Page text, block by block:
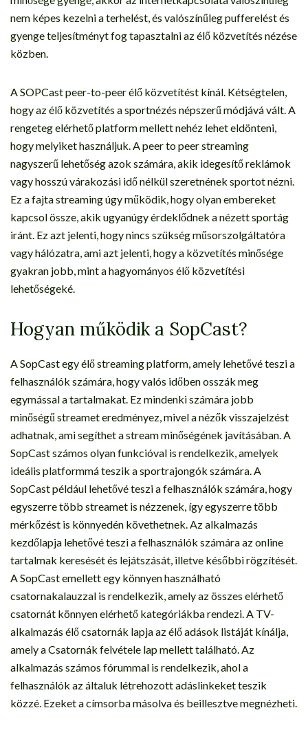
nem képes kezelni a terhelést, és valószínűleg pufferelést és
gyenge teljesítményt fog tapasztalni az élő közvetítés nézése
közben.
A SOPCast peer-to-peer élő közvetítést kínál. Kétségtelen,
hogy az élő közvetítés a sportnézés népszerű módjává vált. A
rengeteg elérhető platform mellett nehéz lehet eldönteni,
hogy melyiket használjuk. A peer to peer streaming
nagyszerű lehetőség azok számára, akik idegesítő reklámok
vagy hosszú várakozási idő nélkül szeretnének sportot nézni.
Ez a fajta streaming úgy működik, hogy olyan embereket
kapcsol össze, akik ugyanúgy érdeklődnek a nézett sportág
iránt. Ez azt jelenti, hogy nincs szükség műsorszolgáltatóra
vagy hálózatra, ami azt jelenti, hogy a közvetítés minősége
gyakran jobb, mint a hagyományos élő közvetítési
lehetőségeké.
Hogyan működik a SopCast?
A SopCast egy élő streaming platform, amely lehetővé teszi a
felhasználók számára, hogy valós időben osszák meg
egymással a tartalmakat. Ez mindenki számára jobb
minőségű streamet eredményez, mivel a nézők visszajelzést
adhatnak, ami segíthet a stream minőségének javításában. A
SopCast számos olyan funkcióval is rendelkezik, amelyek
ideális platformmá teszik a sportrajongók számára. A
SopCast például lehetővé teszi a felhasználók számára, hogy
egyszerre több streamet is nézzenek, így egyszerre több
mérkőzést is könnyedén követhetnek. Az alkalmazás
kezdőlapja lehetővé teszi a felhasználók számára az online
tartalmak keresését és lejátszását, illetve későbbi rögzítését.
A SopCast emellett egy könnyen használható
csatornakalauzzal is rendelkezik, amely az összes elérhető
csatornát könnyen elérhető kategóriákba rendezi. A TV-
alkalmazás élő csatornák lapja az élő adások listáját kínálja,
amely a Csatornák felvétele lap mellett található. Az
alkalmazás számos fórummal is rendelkezik, ahol a
felhasználók az általuk létrehozott adáslinkeket teszik
közzé. Ezeket a címsorba másolva és beillesztve megnézheti.